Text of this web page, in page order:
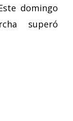
domingo
superó